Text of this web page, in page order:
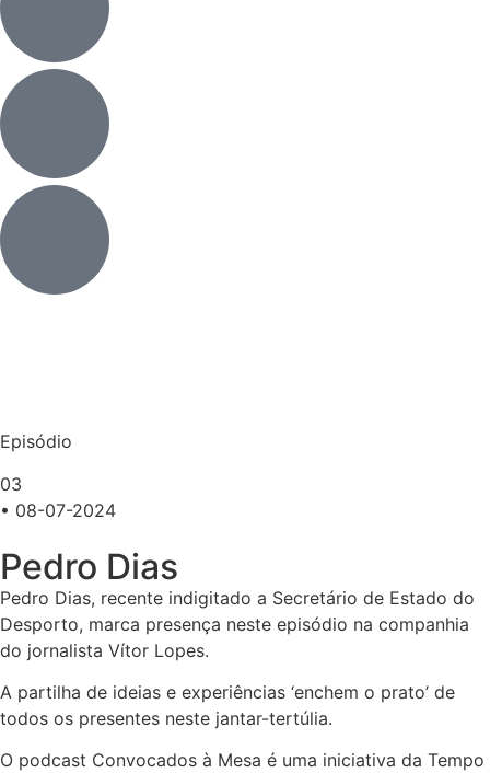
Episódio
03
• 08-07-2024
Pedro Dias
Pedro Dias, recente indigitado a Secretário de Estado do
Desporto, marca presença neste episódio na companhia
do jornalista Vítor Lopes.
A partilha de ideias e experiências ‘enchem o prato’ de
todos os presentes neste jantar-tertúlia.
O podcast Convocados à Mesa é uma iniciativa da Tempo